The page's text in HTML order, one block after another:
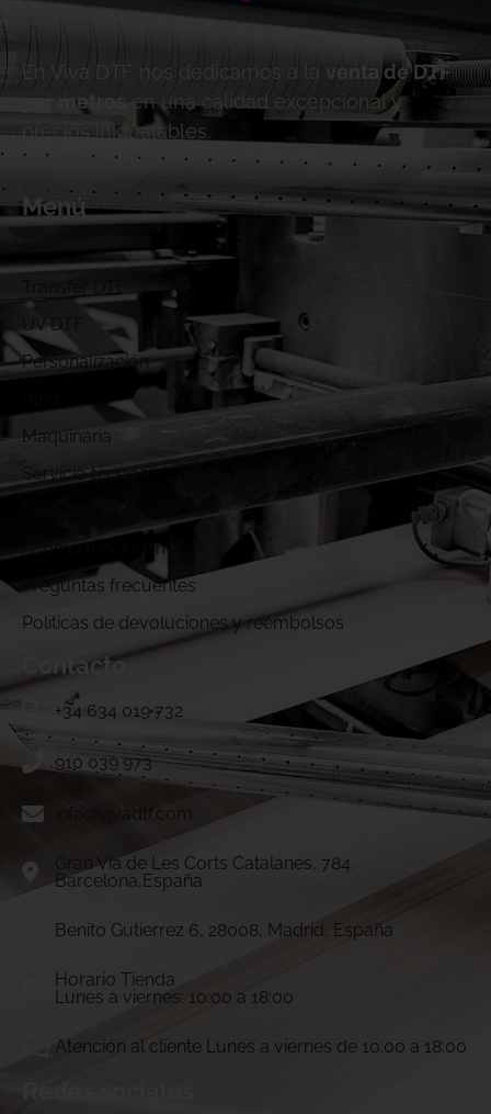
En Viva DTF nos dedicamos a la
venta de DTF
por metros
en una calidad excepcional y
precios inigualables.
Menú
UV DTF
Personalización
Maquinaria
Servicio técnico
¿Cómo funcionamos?
Preguntas frecuentes
Politicas de devoluciones y reembolsos
Contacto
+34 634 019 732
910 039 973
info@vivadtf.com
Gran Vía de Les Corts Catalanes, 784.
Barcelona,España
Benito Gutierrez 6, 28008, Madrid, España
Horario Tienda
Lunes a viernes: 10:00 a 18:00
Atención al cliente Lunes a viernes de 10:00 a 18:00